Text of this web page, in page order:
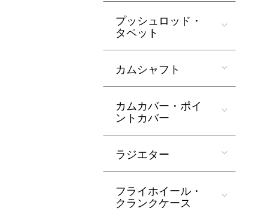
プッシュロッド・
タペット
カムシャフト
カムカバー・ポイ
ントカバー
ラジエター
フライホイール・
クランクケース